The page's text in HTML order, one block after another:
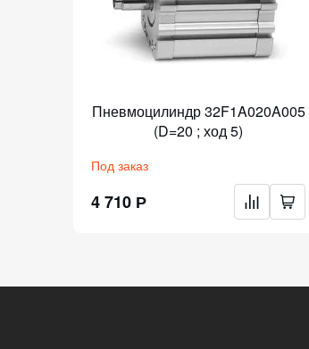
Пневмоцилиндр 32F1A020A005
(D=20 ; ход 5)
Под заказ
4 710 Р